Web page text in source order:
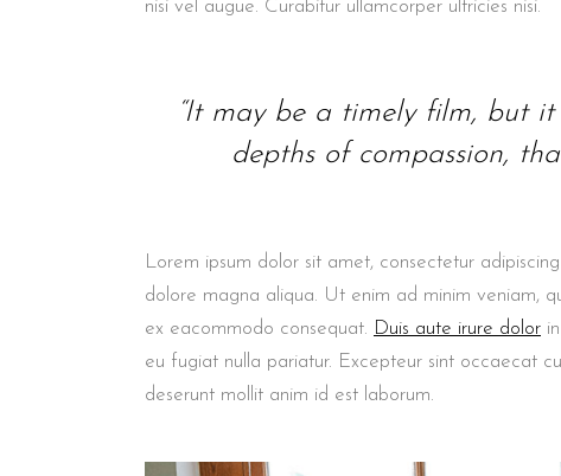
nisi vel augue. Curabitur ullamcorper ultricies nisi.
“It may be a timely film, but it
depths of compassion,
Lorem ipsum dolor sit amet, consectetur
dolore magna aliqua. Ut enim ad minim veniam,
ex eacommodo consequat. Duis aute irure dolor
eu fugiat nulla pariatur. Excepteur sint occaecat
deserunt mollit anim id est laborum.